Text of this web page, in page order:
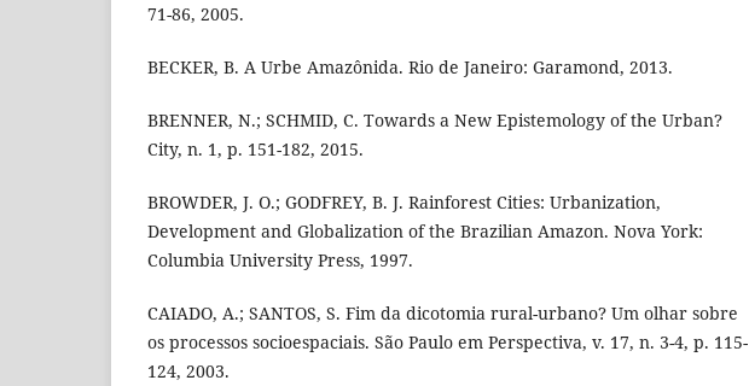
71-86, 2005.
BECKER, B. A Urbe Amazônida. Rio de Janeiro: Garamond, 2013.
BRENNER, N.; SCHMID, C. Towards a New Epistemology of the Urban?
City, n. 1, p. 151-182, 2015.
BROWDER, J. O.; GODFREY, B. J. Rainforest Cities: Urbanization,
Development and Globalization of the Brazilian Amazon. Nova York:
Columbia University Press, 1997.
CAIADO, A.; SANTOS, S. Fim da dicotomia rural-urbano? Um olhar sobre
os processos socioespaciais. São Paulo em Perspectiva, v. 17, n. 3-4, p. 115-
124, 2003.